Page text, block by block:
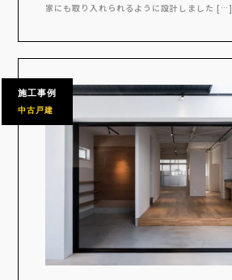
家にも取り入れられるように設計しました […]
施工事例
中古戸建